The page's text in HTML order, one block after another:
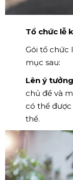
Tổ chức lễ
Gói tổ chức
mục sau:
Lên ý
chủ đề và
có thể
thể.